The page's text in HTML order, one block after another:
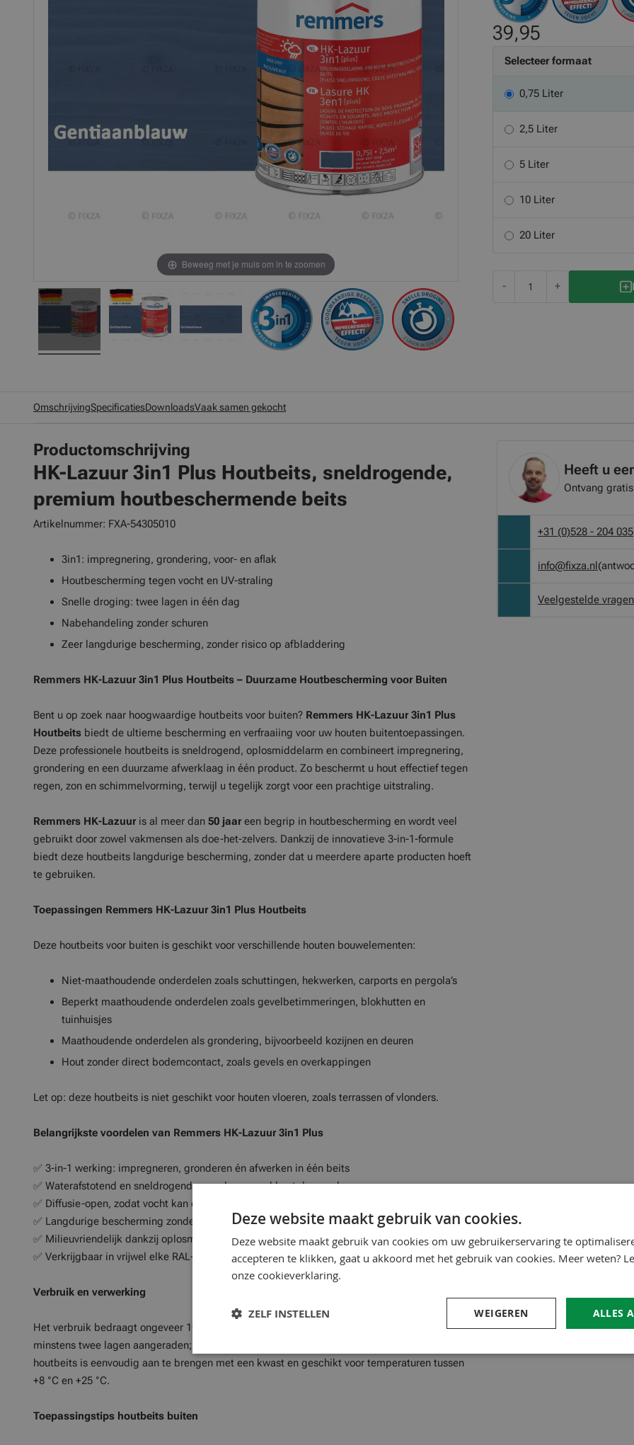
39,95
Selecteer formaat
0,75 Liter
2,5 Liter
5 Liter
10 Liter
20 Liter
- +
Beweeg met je muis om in te zoomen
OmschrijvingSpecificatiesDownloadsVaak samen gekocht
Productomschrijving
HK-Lazuur 3in1 Plus Houtbeits, sneldrogende,
premium houtbeschermende beits
Artikelnummer: FXA-54305010
3in1: impregnering, grondering, voor- en aflak
Houtbescherming tegen vocht en UV-straling
Snelle droging: twee lagen in één dag
Nabehandeling zonder schuren
Zeer langdurige bescherming, zonder risico op afbladdering
Remmers HK-Lazuur 3in1 Plus Houtbeits – Duurzame Houtbescherming voor Buiten
Bent u op zoek naar hoogwaardige houtbeits voor buiten? Remmers HK-Lazuur 3in1 Plus
Houtbeits biedt de ultieme bescherming en verfraaiing voor uw houten buitentoepassingen.
Deze professionele houtbeits is sneldrogend, oplosmiddelarm en combineert impregnering,
grondering en een duurzame afwerklaag in één product. Zo beschermt u hout effectief tegen
regen, zon en schimmelvorming, terwijl u tegelijk zorgt voor een prachtige uitstraling.
Remmers HK-Lazuur is al meer dan 50 jaar een begrip in houtbescherming en wordt veel
gebruikt door zowel vakmensen als doe-het-zelvers. Dankzij de innovatieve 3-in-1-formule
biedt deze houtbeits langdurige bescherming, zonder dat u meerdere aparte producten hoeft
te gebruiken.
Toepassingen Remmers HK-Lazuur 3in1 Plus Houtbeits
Deze houtbeits voor buiten is geschikt voor verschillende houten bouwelementen:
Niet-maathoudende onderdelen zoals schuttingen, hekwerken, carports en pergola’s
Beperkt maathoudende onderdelen zoals gevelbetimmeringen, blokhutten en
tuinhuisjes
Maathoudende onderdelen als grondering, bijvoorbeeld kozijnen en deuren
Hout zonder direct bodemcontact, zoals gevels en overkappingen
Let op: deze houtbeits is niet geschikt voor houten vloeren, zoals terrassen of vlonders.
Belangrijkste voordelen van Remmers HK-Lazuur 3in1 Plus
✅ 3-in-1 werking: impregneren, gronderen én afwerken in één beits
✅ Waterafstotend en sneldrogend, waardoor u snel kunt doorwerken
✅ Diffusie-open, zodat vocht kan ontsnappen en hout kan ademen
✅ Langdurige bescherming zonder afbladderen
✅ Milieuvriendelijk dankzij oplosmiddelarme samenstelling
✅ Verkrijgbaar in vrijwel elke RAL-kleur voor een perfect eindresultaat
Verbruik en verwerking
Het verbruik bedraagt ongeveer 100 ml per m² per laag. Voor het beste resultaat worden
minstens twee lagen aangeraden; bij dichte houtsoorten kan een derde laag nodig zijn. De
houtbeits is eenvoudig aan te brengen met een kwast en geschikt voor temperaturen tussen
+8 °C en +25 °C.
Toepassingstips houtbeits buiten
Heeft u
Ontvang
+31 (0)528 - 204 035
info@fixza.nl
Veelgestelde vragen
Deze website maakt gebruik van cookies.
Deze website maakt gebruik van cookies om uw gebruikerservaring te
accepteren te klikken, gaat u akkoord met het gebruik van cookies. Meer weten?
onze cookieverklaring.
ALLES
WEIGEREN
ZELF INSTELLEN